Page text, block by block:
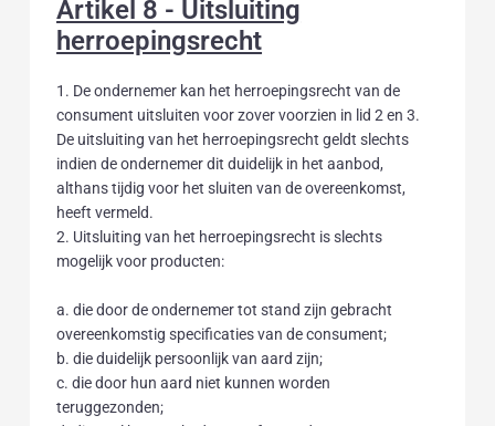
Artikel 8 - Uitsluiting
herroepingsrecht
1. De ondernemer kan het herroepingsrecht van de
consument uitsluiten voor zover voorzien in lid 2 en 3.
De uitsluiting van het herroepingsrecht geldt slechts
indien de ondernemer dit duidelijk in het aanbod,
althans tijdig voor het sluiten van de overeenkomst,
heeft vermeld.
2. Uitsluiting van het herroepingsrecht is slechts
mogelijk voor producten:
a. die door de ondernemer tot stand zijn gebracht
overeenkomstig specificaties van de consument;
b. die duidelijk persoonlijk van aard zijn;
c. die door hun aard niet kunnen worden
teruggezonden;